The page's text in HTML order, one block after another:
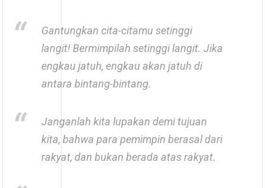
Gantungkan cita-citamu setinggi
langit! Bermimpilah setinggi langit. Jika
engkau jatuh, engkau akan jatuh di
antara bintang-bintang.
Janganlah kita lupakan demi tujuan
kita, bahwa para pemimpin berasal dari
rakyat, dan bukan berada atas rakyat.